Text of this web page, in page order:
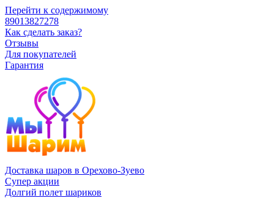
Перейти к содержимому
89013827278
Как сделать заказ?
Отзывы
Для покупателей
Гарантия
Доставка шаров в Орехово-Зуево
Супер акции
Долгий полет шариков